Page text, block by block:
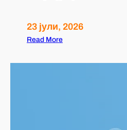
23 јули, 2026
Read More